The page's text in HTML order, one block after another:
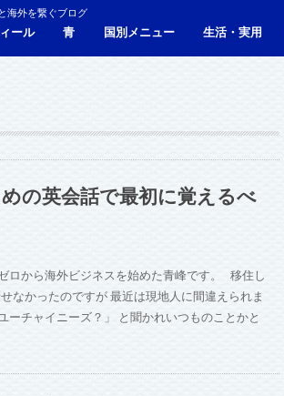
海外を繋ぐブログ
ール 青 国別メニュー 生活・実用
の英会話で最初に覚えるべ
ロから海外ビジネスを始めた青峰です。 移住し
なかったのですが 最近は現地人に間違えられま
チャイニーズ？」 と聞かれいつものことかと